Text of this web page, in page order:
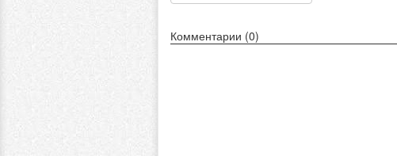
Комментарии (0)